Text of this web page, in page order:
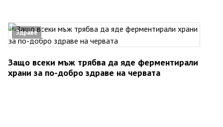
Здраве
Защо всеки мъж трябва да яде ферментирали
храни за по-добро здраве на червата